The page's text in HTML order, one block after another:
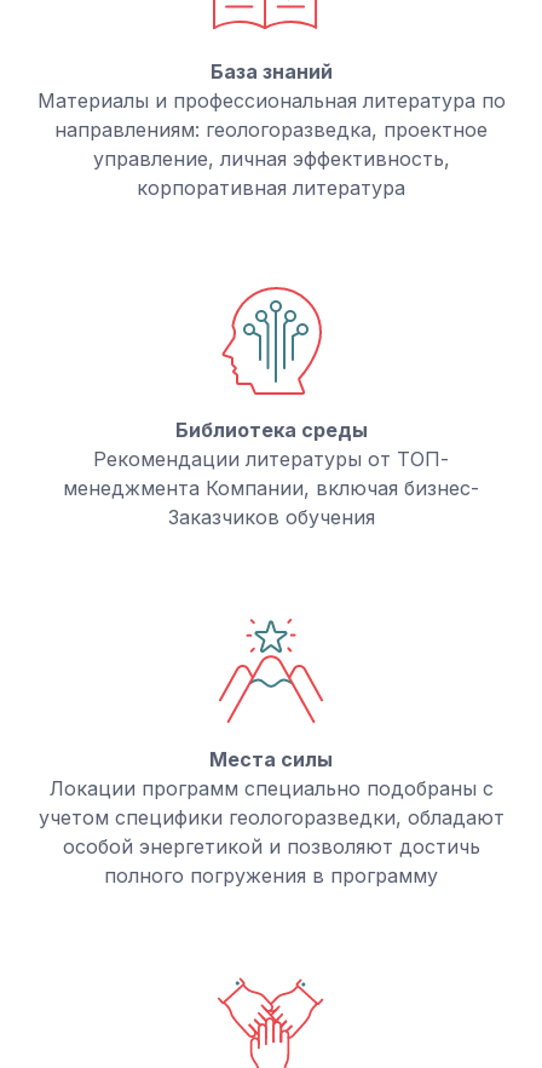
База знаний
Материалы и профессиональная литература по
направлениям: геологоразведка, проектное
управление, личная эффективность,
корпоративная литература
Библиотека среды
Рекомендации литературы от ТОП-
менеджмента Компании, включая бизнес-
Заказчиков обучения
Места силы
Локации программ специально подобраны с
учетом специфики геологоразведки, обладают
особой энергетикой и позволяют достичь
полного погружения в программу